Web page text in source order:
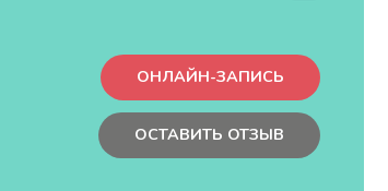
ОНЛАЙН-ЗАПИСЬ
ОСТАВИТЬ ОТЗЫВ